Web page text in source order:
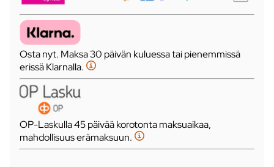
Osta nyt. Maksa 30 päivän kuluessa tai pienemmissä
erissä Klarnalla.
OP-Laskulla 45 päivää korotonta maksuaikaa,
mahdollisuus erämaksuun.